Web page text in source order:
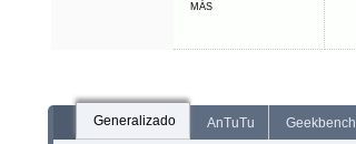
MÁS
Generalizado AnTuTu Geekbench